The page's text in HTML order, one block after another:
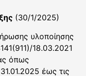
(30/1/2025)
υλοποίησης
18.03.2021
όπως
έως τις